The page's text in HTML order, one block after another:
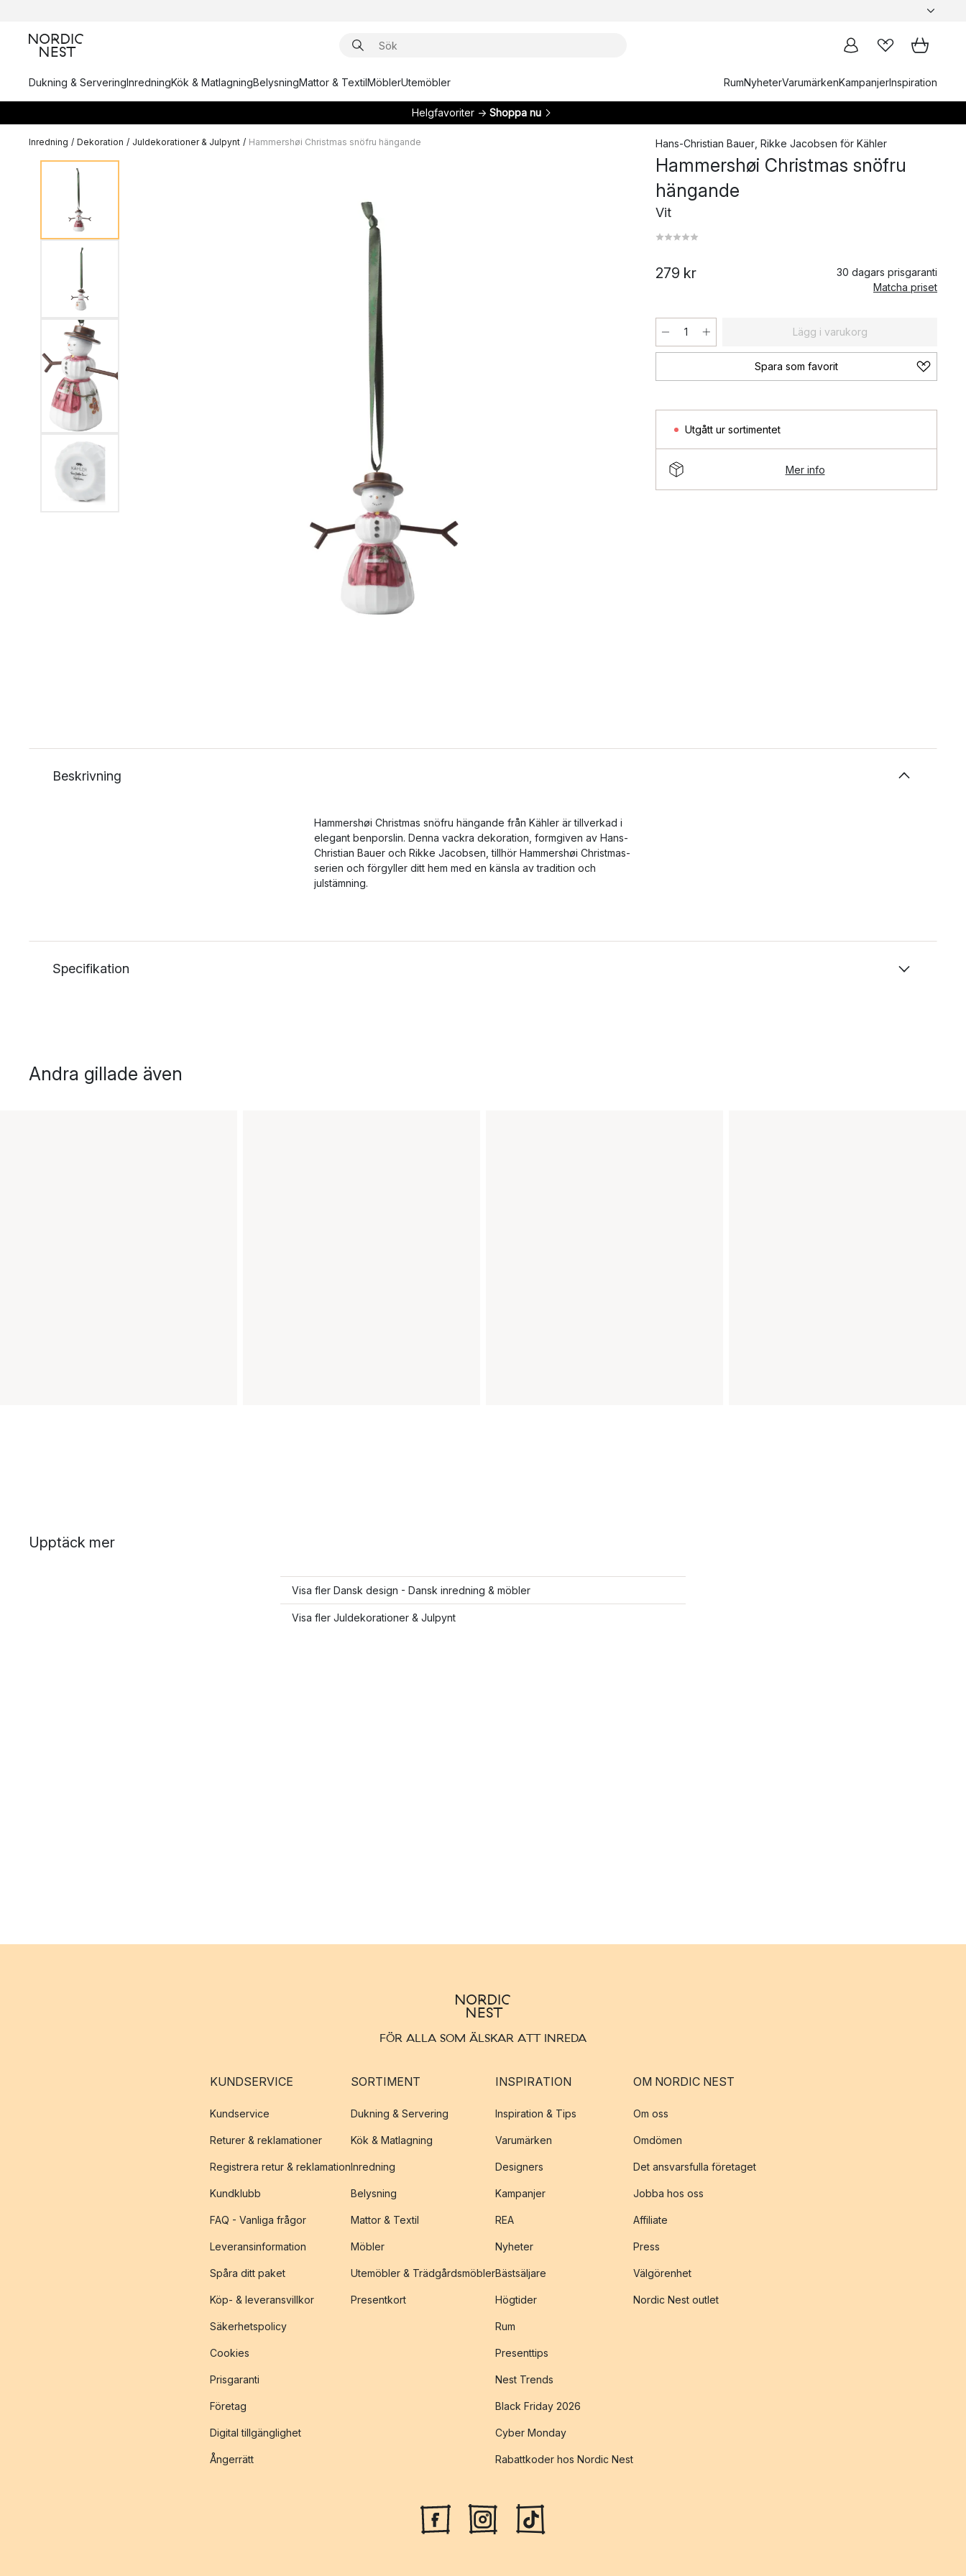
Dukning & ServeringInredningKök & MatlagningBelysningMattor & TextilMöblerUtemöbler RumNyheterVarumärkenKampanjerInspiration
Helgfavoriter → Shoppa nu
Inredning / Dekoration / Juldekorationer & Julpynt / Hammershøi Christmas snöfru hängande Hans-Christian Bauer Rikke Jacobsen för Kähler
Hammershøi Christmas snöfru
hängande
Vit
279 kr
30 dagars prisgaranti
Matcha priset
Lägg i varukorg
Spara som favorit
Utgått ur sortimentet
Mer info
Beskrivning
Hammershøi Christmas snöfru hängande från Kähler är tillverkad i
elegant benporslin. Denna vackra dekoration, formgiven av Hans-
Christian Bauer och Rikke Jacobsen, tillhör Hammershøi Christmas-
serien och förgyller ditt hem med en känsla av tradition och
julstämning.
Specifikation
Andra gillade även
Upptäck mer
Visa fler Dansk design - Dansk inredning & möbler
Visa fler Juldekorationer & Julpynt
FÖR ALLA SOM ÄLSKAR ATT INREDA
KUNDSERVICE
Kundservice
Returer & reklamationer
Registrera retur & reklamation
Kundklubb
FAQ - Vanliga frågor
Leveransinformation
Spåra ditt paket
Köp- & leveransvillkor
Säkerhetspolicy
Cookies
Prisgaranti
Företag
Digital tillgänglighet
Ångerrätt
SORTIMENT
Dukning & Servering
Kök & Matlagning
Inredning
Belysning
Mattor & Textil
Möbler
Utemöbler & Trädgårdsmöbler
Presentkort
INSPIRATION
Inspiration & Tips
Varumärken
Designers
Kampanjer
REA
Nyheter
Bästsäljare
Högtider
Rum
Presenttips
Nest Trends
Black Friday 2026
Cyber Monday
Rabattkoder hos Nordic Nest
OM NORDIC NEST
Om oss
Omdömen
Det ansvarsfulla företaget
Jobba hos oss
Affiliate
Press
Välgörenhet
Nordic Nest outlet